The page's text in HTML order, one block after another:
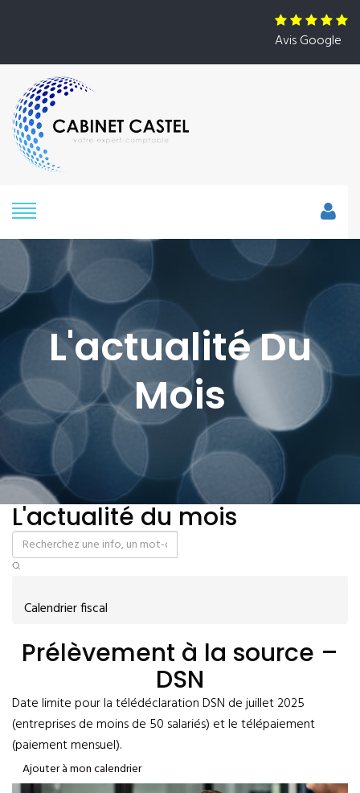
Avis Google
L'actualité Du
Mois
L'actualité du mois
Calendrier fiscal
Prélèvement à la source –
DSN
Date limite pour la télédéclaration DSN de juillet 2025
(entreprises de moins de 50 salariés) et le télépaiement
(paiement mensuel).
Ajouter à mon calendrier